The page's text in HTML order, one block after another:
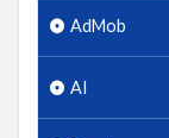
AdMob
AI